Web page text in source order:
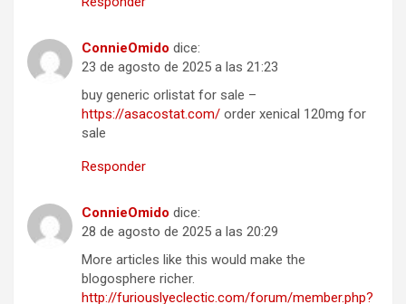
ConnieOmido dice:
23 de agosto de 2025 a las 21:23
buy generic orlistat for sale –
https://asacostat.com/ order xenical 120mg for
sale
Responder
ConnieOmido dice:
28 de agosto de 2025 a las 20:29
More articles like this would make the
blogosphere richer.
http://furiouslyeclectic.com/forum/member.php?